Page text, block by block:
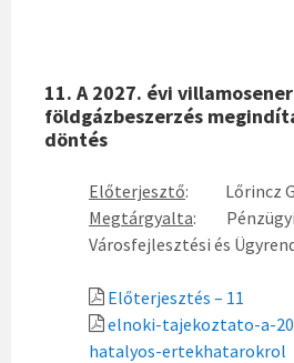
11. A 2027. évi
földgázbeszerzés
döntés
Előterjesztő: Lőrincz
Megtárgyalta: Pénzügyi,
Városfejlesztési és
Előterjesztés – 11
elnoki-tajekoztato-a-
hatalyos-ertekhatarokrol